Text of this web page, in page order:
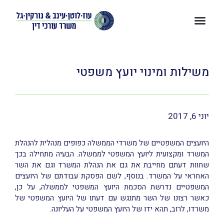
משילות ומינוי יועץ משפטי
יוני 6, 2017
היועצים המשפטיים של משרדי הממשלה כפופים מנהלית להנהלת
המשרד ומקצועית ליועץ המשפטי לממשלה. הבעיה מתחילה בכך
שחוות דעתם מחייבת את גם את הנהלת המשרד וגם את השר
האחראי על המשרד. בנוסף, לשם הפסקת עבודתם של היועצים
המשפטיים נדרשת הסכמת היועץ המשפטי לממשלה, על כן,
כאשר רצונו של השר מתנגש עם דעתו של היועץ המשפטי של
משרדו, לרוב, תהא ידו של היועץ המשפטי על העליונה.